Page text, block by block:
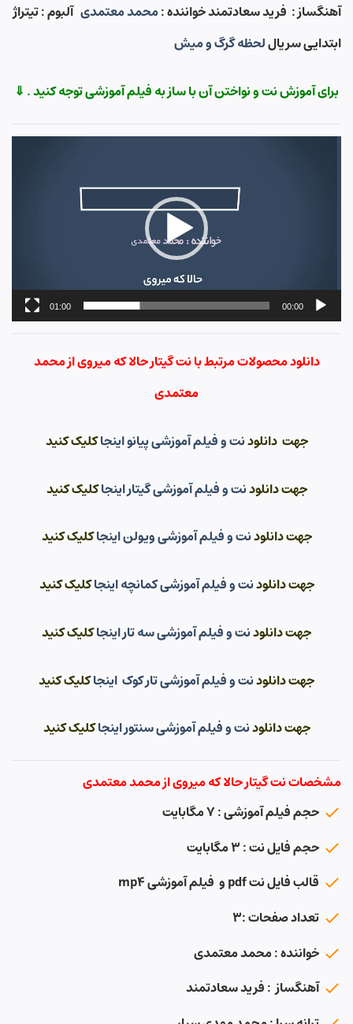
آهنگساز : فرید سعادتمند خواننده :محمد معتمدی آلبوم : تیتراژ
ابتدایی سریاللحظه گرگ و میش
برای آموزش نت و نواختن آن با ساز به فیلم آموزشی توجه کنید . ⇓
00:00
01:00
دانلود محصولات مرتبط با نت گیتار حالا که میروی از محمد
معتمدی
جهت دانلودنت و فیلم آموزشی پیانو اینجاکلیک کنید
جهت دانلودنت و فیلم آموزشی گیتار اینجاکلیک کنید
جهت دانلودنت و فیلم آموزشی ویولن اینجاکلیک کنید
جهت دانلودنت و فیلم آموزشی کمانچه اینجاکلیک کنید
جهت دانلودنت و فیلم آموزشی سه تار اینجاکلیک کنید
جهت دانلودنت و فیلم آموزشی تار کوک اینجاکلیک کنید
جهت دانلودنت و فیلم آموزشی سنتور اینجاکلیک کنید
مشخصات نت گیتار حالا که میروی از محمد معتمدی
حجم فیلم آموزشی : ۷ مگابایت
حجم فایل نت : ۳ مگابایت
قالب فایل نت pdf و فیلم آموزشی mp4
تعداد صفحات :۳
خواننده : محمد معتمدی
آهنگساز : فرید سعادتمند